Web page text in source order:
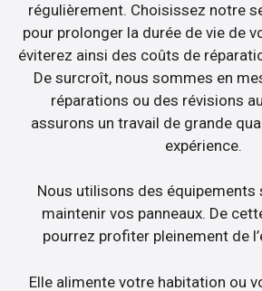
régulièrement. Choisissez notre
pour prolonger la durée de vie de
éviterez ainsi des coûts de
De surcroît, nous sommes en
réparations ou des révisions
assurons un travail de grande
expérience.
Nous utilisons des équipements
maintenir vos panneaux. De
pourrez profiter pleinement de
Elle alimente votre habitation ou